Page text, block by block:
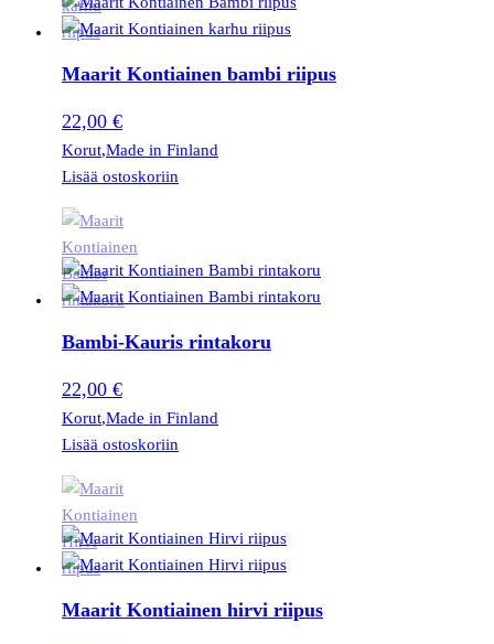
Maarit Kontiainen bambi riipus
22,00 €
Korut,Made in Finland
Lisää ostoskoriin
Bambi-Kauris rintakoru
22,00 €
Korut,Made in Finland
Lisää ostoskoriin
Maarit Kontiainen hirvi riipus